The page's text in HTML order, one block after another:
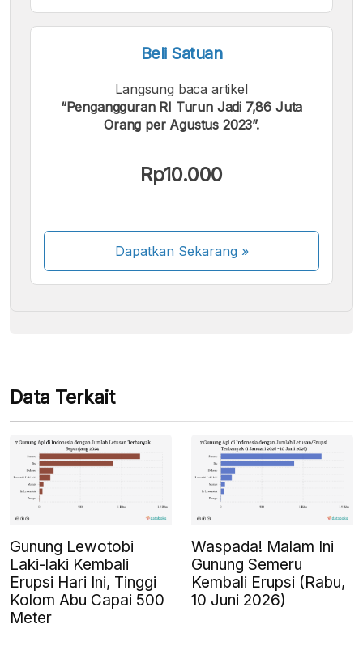
Beli Satuan
Langsung baca artikel
“Pengangguran RI Turun Jadi 7,86 Juta
Orang per Agustus 2023”.
Rp10.000
Dapatkan Sekarang»
Kami menerima pembayaran berikut:
Beberapa metode pembayaran masih dalam
Data Terkait
Gunung Lewotobi
Laki-laki Kembali
Erupsi Hari Ini, Tinggi
Kolom Abu Capai 500
Meter
Waspada! Malam Ini
Gunung Semeru
Kembali Erupsi (Rabu,
10 Juni 2026)